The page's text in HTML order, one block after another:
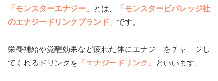
「モンスターエナジー」 とは、
「モンスタービバレッジ社
のエナジードリンクブランド」 です。
栄養補給や覚醒効果など疲れた体にエナジーをチャージし
てくれるドリンクを 「エナジードリンク」 といいます。